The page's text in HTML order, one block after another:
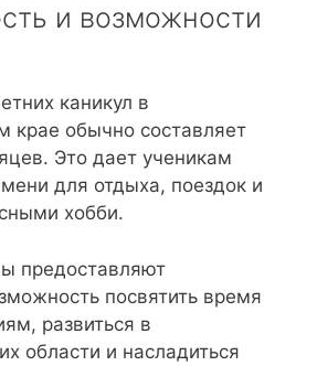
и возможности
каникул в
крае обычно составляет
Это дает ученикам
для отдыха, поездок и
хобби.
предоставляют
посвятить время
развиться в
области и насладиться